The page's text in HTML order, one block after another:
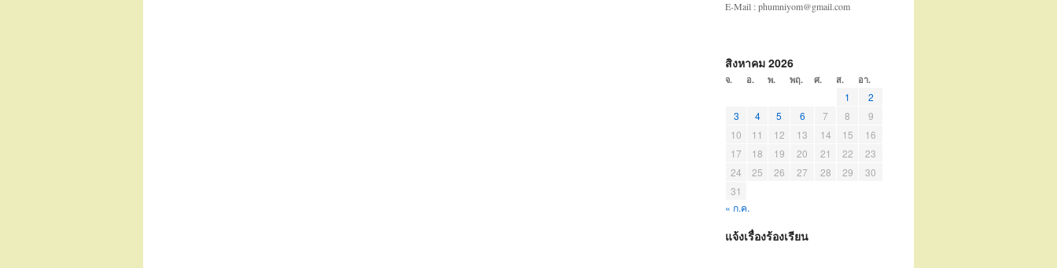
E-Mail : phumniyom@gmail.com
สิงหาคม 2026
จ. อ. พ. พฤ. ศ. ส. อา.
1
2
3
4 5 6 7 8
9
10
11 12 13 14 15
16
17
18 19 20 21 22
23
24
25 26 27 28 29
30
31
« ก.ค.
แจ้งเรื่องร้องเรียน